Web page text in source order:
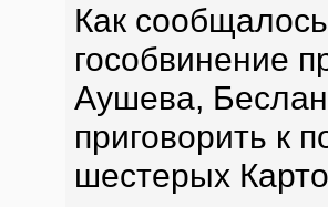
Как
гособвинение
Аушева,
приговорить к
шестерых